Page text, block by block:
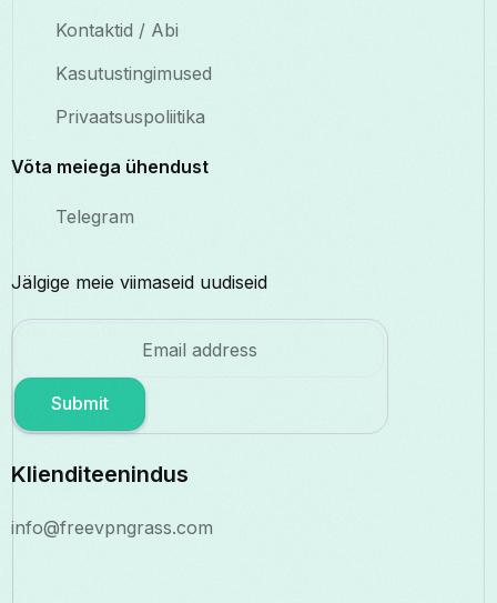
Kontaktid / Abi
Kasutustingimused
Privaatsuspoliitika
Võta meiega ühendust
Telegram
Jälgige meie viimaseid uudiseid
Submit
Klienditeenindus
info@freevpngrass.com